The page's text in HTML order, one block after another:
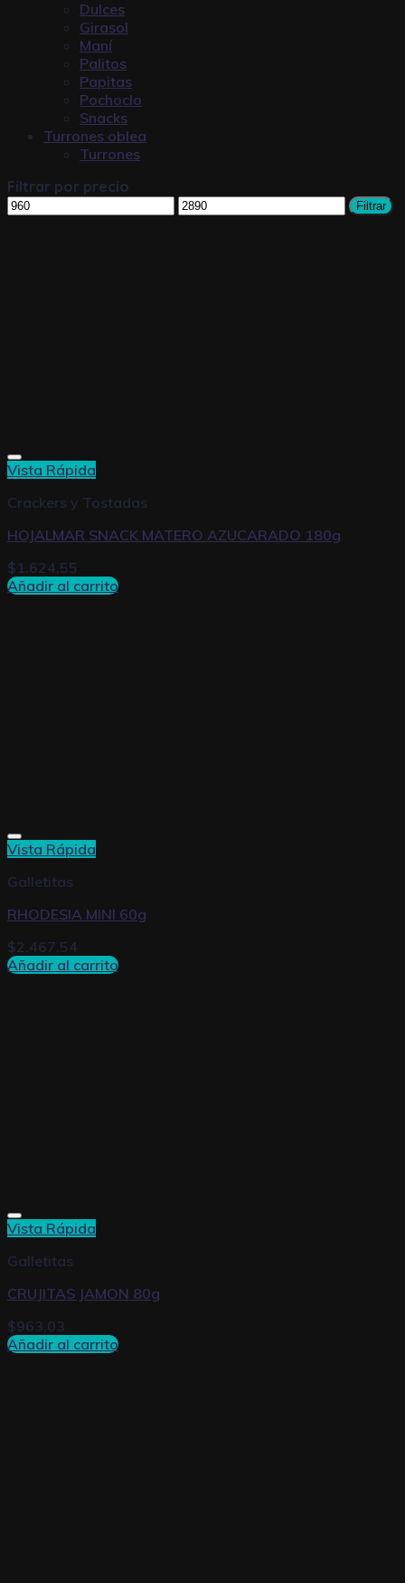
Dulces
Girasol
Maní
Palitos
Papitas
Pochoclo
Snacks
Turrones oblea
Turrones
Filtrar por precio
Filtrar
Vista Rápida
Crackers y Tostadas
HOJALMAR SNACK MATERO AZUCARADO 180g
$ 1.624,55
Añadir al carrito
Vista Rápida
Galletitas
RHODESIA MINI 60g
$2.467,54
Añadir al carrito
Vista Rápida
Galletitas
CRUJITAS JAMON 80g
$963,03
Añadir al carrito